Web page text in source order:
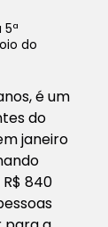
do
é um
do
janeiro
840